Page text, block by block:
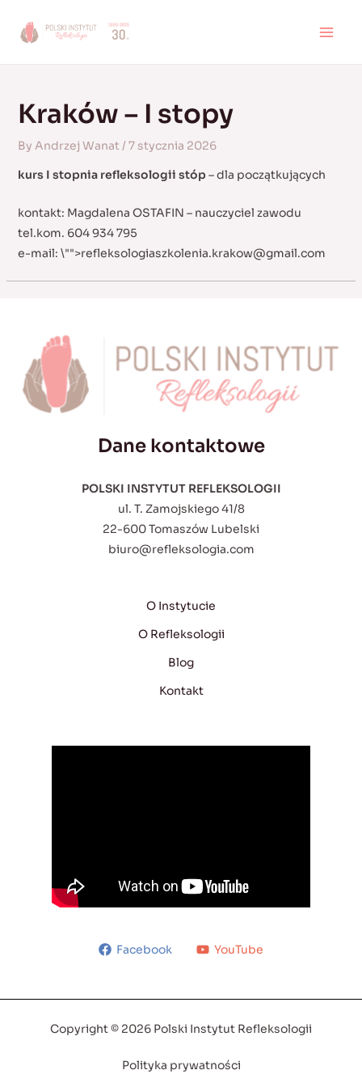
Kraków – I stopy
By Andrzej Wanat/7 stycznia 2026
kurs I stopnia refleksologii stóp– dla początkujących
kontakt: Magdalena OSTAFIN – nauczyciel zawodu
tel.kom. 604 934 795
e-mail: \"">refleksologiaszkolenia.krakow@gmail.com
Dane kontaktowe
POLSKI INSTYTUT REFLEKSOLOGII
ul. T. Zamojskiego 41/8
22-600 Tomaszów Lubelski
biuro@refleksologia.com
O Instytucie
O Refleksologii
Blog
Kontakt
Facebook YouTube
Copyright © 2026 Polski Instytut Refleksologii
Polityka prywatności